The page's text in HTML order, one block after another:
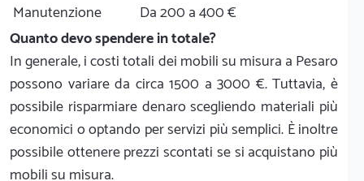
Manutenzione
Da 200 a 400 €
Quanto devo spendere in totale?
In generale, i costi totali dei mobili su misura a Pesaro
possono variare da circa 1500 a 3000 €. Tuttavia, è
possibile risparmiare denaro scegliendo materiali più
economici o optando per servizi più semplici. È inoltre
possibile ottenere prezzi scontati se si acquistano più
mobili su misura.